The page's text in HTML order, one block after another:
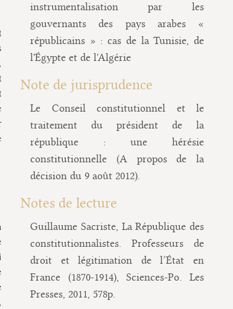
instrumentalisation par les
gouvernants des pays arabes «
républicains » : cas de la Tunisie, de
l'Égypte et de l'Algérie
Note de jurisprudence
Le Conseil constitutionnel et le
traitement du président de la
république : une hérésie
constitutionnelle (A propos de la
décision du 9 août 2012).
Notes de lecture
Guillaume Sacriste, La République des
constitutionnalistes. Professeurs de
droit et légitimation de l’État en
France (1870-1914), Sciences-Po. Les
Presses, 2011, 578p.